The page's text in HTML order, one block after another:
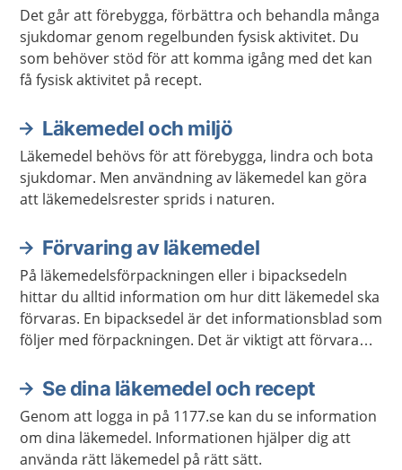
Det går att förebygga, förbättra och behandla många
sjukdomar genom regelbunden fysisk aktivitet. Du
som behöver stöd för att komma igång med det kan
få fysisk aktivitet på recept.
Läkemedel och miljö
Läkemedel behövs för att förebygga, lindra och bota
sjukdomar. Men användning av läkemedel kan göra
att läkemedelsrester sprids i naturen.
Förvaring av läkemedel
På läkemedelsförpackningen eller i bipacksedeln
hittar du alltid information om hur ditt läkemedel ska
förvaras. En bipacksedel är det informationsblad som
följer med förpackningen. Det är viktigt att förvara
Se dina läkemedel och recept
Genom att logga in på 1177.se kan du se information
om dina läkemedel. Informationen hjälper dig att
använda rätt läkemedel på rätt sätt.